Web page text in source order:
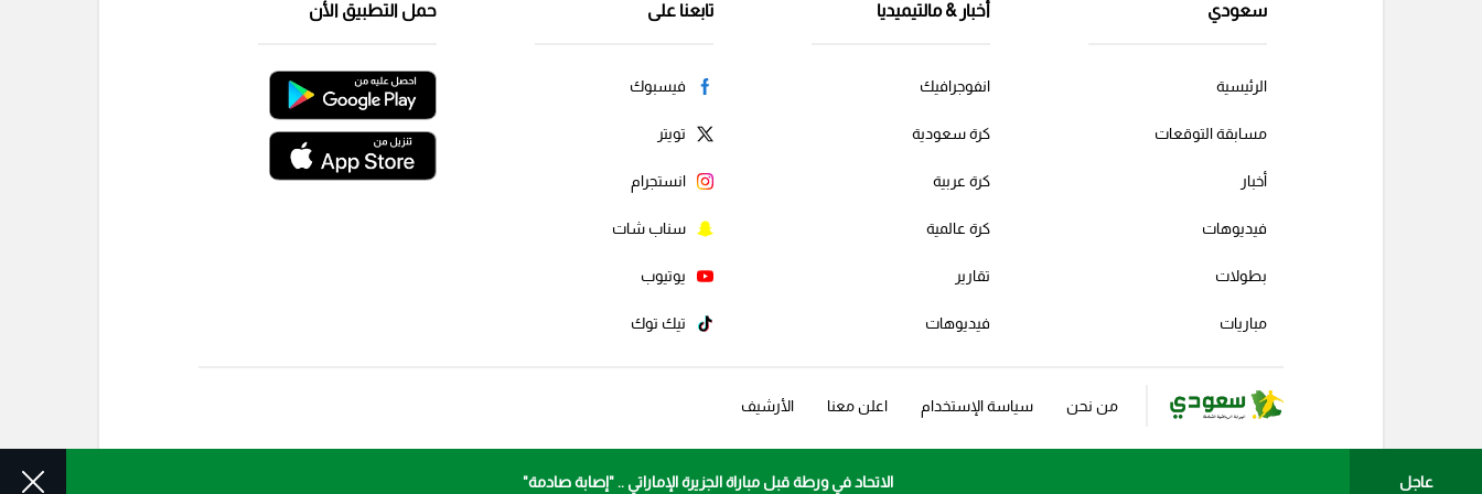
عاجل الاتحاد في ورطة قبل مباراة الجزيرة الإماراتي .. "إصابة صادمة"
سعودي
الرئيسية
مسابقة التوقعات
أخبار
فيديوهات
بطولات
مباريات
أخبار & مالتيميديا
انفوجرافيك
كرة سعودية
كرة عربية
كرة عالمية
تقارير
فيديوهات
تابعنا على
فيسبوك
تويتر
انستجرام
سناب شات
يوتيوب
تيك توك
حمل التطبيق الأن
من نحن سياسة الإستخدام اعلن معنا الأرشيف